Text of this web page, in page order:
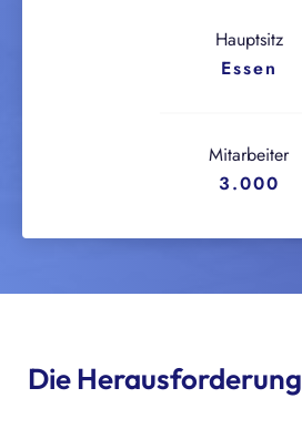
Hauptsitz
Essen
Mitarbeiter
3.000
Die Herausforderung